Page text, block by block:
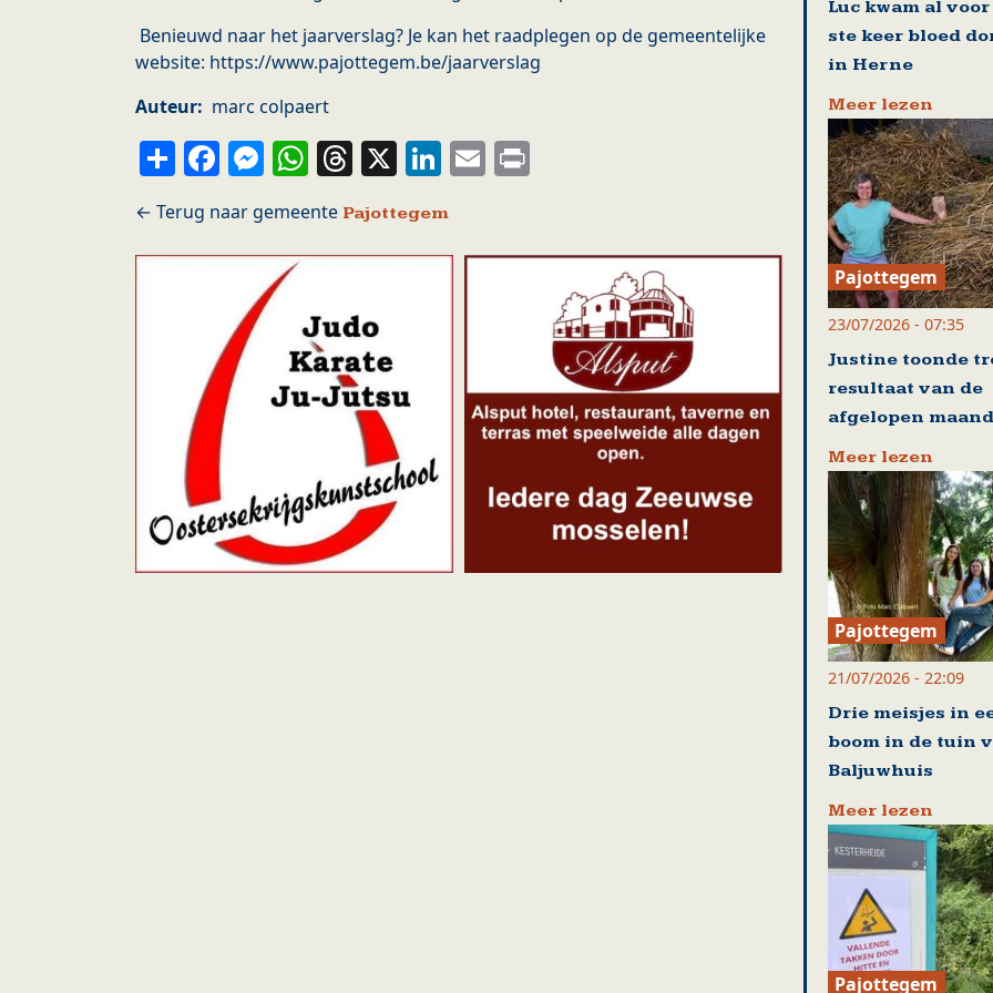
Benieuwd naar het jaarverslag? Je kan het raadplegen op de gemeentelijke
website: https://www.pajottegem.be/jaarverslag
Auteur
marc colpaert
ShareFacebook
Messenger
WhatsApp
Threads
X LinkedIn
Email
Pajottegem
Luc kwam al voor
ste keer bloed
in Herne
Meer lezen
Pajottegem
23/07/2026 - 07:35
Justine toonde
resultaat van de
afgelopen
Meer lezen
Pajottegem
21/07/2026 - 22:09
Drie meisjes in
boom in de tuin
Baljuwhuis
Meer lezen
Pajottegem